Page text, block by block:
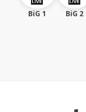
BiG 1 BiG 2